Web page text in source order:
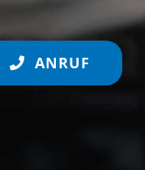
ANRUF